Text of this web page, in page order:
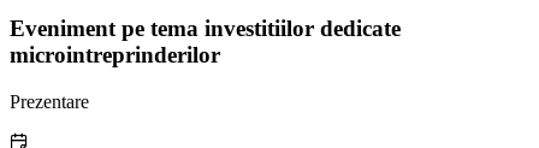
Eveniment pe tema investitiilor dedicate
microintreprinderilor
Prezentare